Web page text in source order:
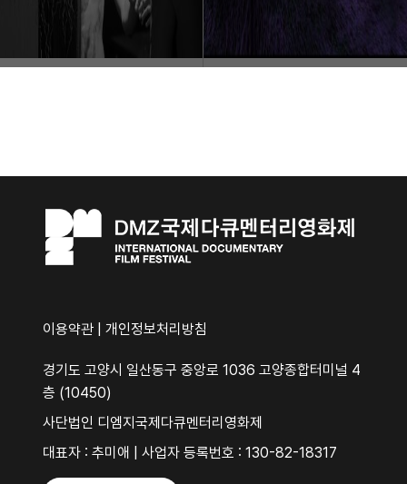
이용약관 개인정보처리방침
경기도 고양시 일산동구 중앙로 1036 고양종합터미널 4
층 (10450)
사단법인 디엠지국제다큐멘터리영화제
대표자 : 추미애 | 사업자 등록번호 : 130-82-18317